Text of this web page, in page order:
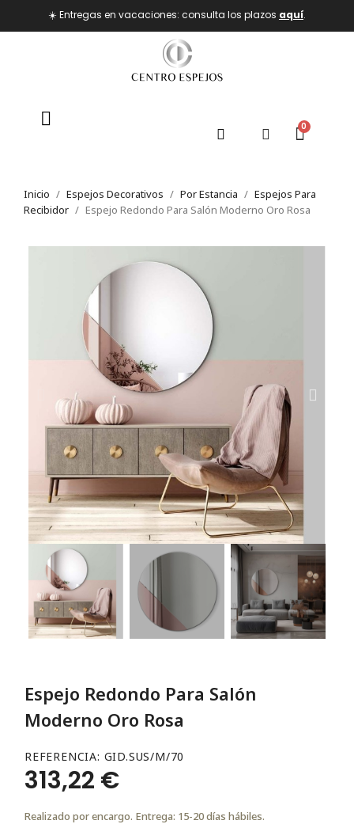
☀️ Entregas en vacaciones: consulta los plazos aquí.
Inicio Espejos Decorativos Por Estancia
Espejos Para
Recibidor
Espejo Redondo Para Salón Moderno Oro Rosa
Espejo Redondo Para Salón
Moderno Oro Rosa
REFERENCIA GID.SUS/M/70
313,22 €
Realizado por encargo. Entrega: 15-20 días hábiles.